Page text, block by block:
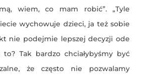
wiem, co mam robić”. „Tyle
wychowuje dzieci, ja też sobie
nie podejmie lepszej decyzji ode
to? Tak bardzo chciałybyśmy być
że często nie pozwalamy